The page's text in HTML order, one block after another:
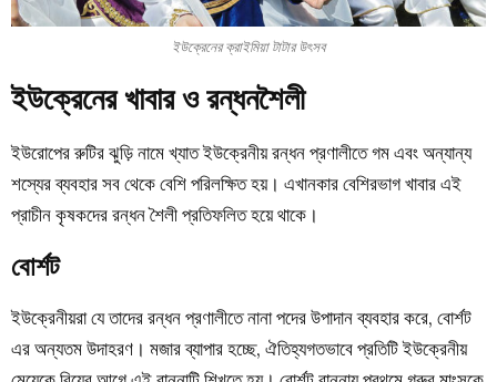
ইউক্রেনের ক্রাইমিয়া টাটার উৎসব
ইউক্রেনের খাবার ও রন্ধনশৈলী
ইউরোপের রুটির ঝুড়ি নামে খ্যাতইউক্রেনীয় রন্ধন প্রণালীতে গম এবং অন্যান্য
শস্যের ব্যবহার সব থেকে বেশি পরিলক্ষিত হয়। এখানকার বেশিরভাগ খাবার এই
প্রাচীন কৃষকদের রন্ধন শৈলী প্রতিফলিত হয়ে থাকে।
বোর্শট
ইউক্রেনীয়রা যে তাদের রন্ধন প্রণালীতে নানা পদের উপাদান ব্যবহার করে, বোর্শট
এর অন্যতম উদাহরণ। মজার ব্যাপার হচ্ছে, ঐতিহ্যগতভাবে প্রতিটি ইউক্রেনীয়